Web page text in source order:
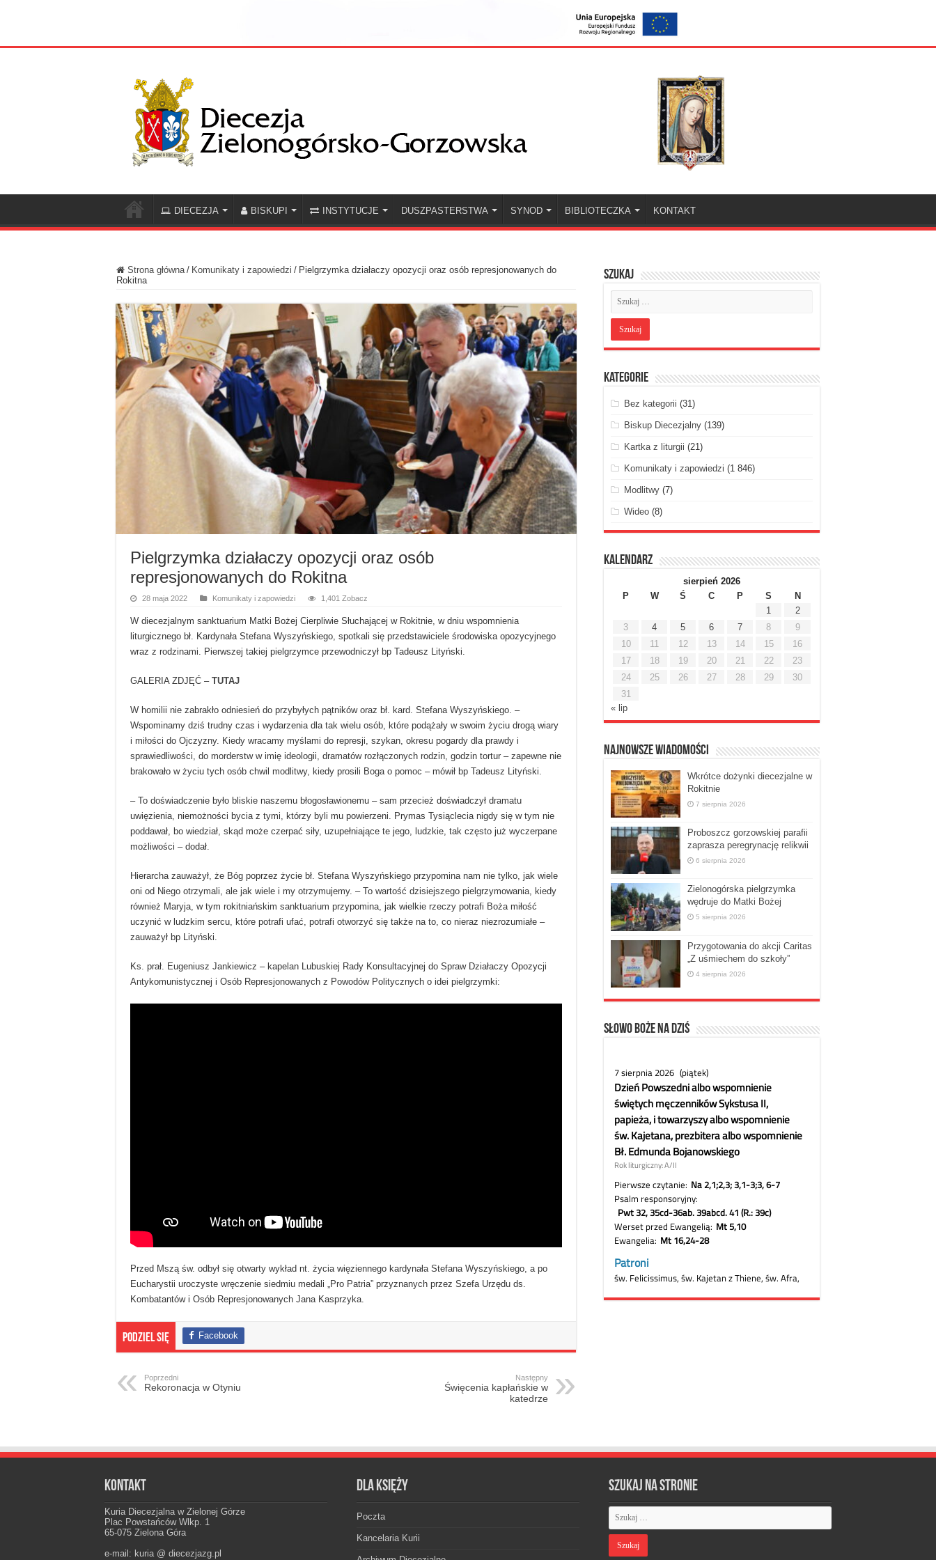
DIECEZJA BISKUPI INSTYTUCJE DUSZPASTERSTWA SYNOD BIBLIOTECZKA KONTAKT
Strona główna / Komunikaty i zapowiedzi / Pielgrzymka działaczy opozycji oraz osób represjonowanych do
Rokitna
Pielgrzymka działaczy opozycji oraz osób
represjonowanych do Rokitna
28 maja 2022 Komunikaty i zapowiedzi 1,401 Zobacz
W diecezjalnym sanktuarium Matki Bożej Cierpliwie Słuchającej w Rokitnie, w dniu wspomnienia
liturgicznego bł. Kardynała Stefana Wyszyńskiego, spotkali się przedstawiciele środowiska opozycyjnego
wraz z rodzinami. Pierwszej takiej pielgrzymce przewodniczył bp Tadeusz Lityński.
GALERIA ZDJĘĆ – TUTAJ
W homilii nie zabrakło odniesień do przybyłych pątników oraz bł. kard. Stefana Wyszyńskiego. –
Wspominamy dziś trudny czas i wydarzenia dla tak wielu osób, które podążały w swoim życiu drogą wiary
i miłości do Ojczyzny. Kiedy wracamy myślami do represji, szykan, okresu pogardy dla prawdy i
sprawiedliwości, do morderstw w imię ideologii, dramatów rozłączonych rodzin, godzin tortur – zapewne nie
brakowało w życiu tych osób chwil modlitwy, kiedy prosili Boga o pomoc – mówił bp Tadeusz Lityński.
– To doświadczenie było bliskie naszemu błogosławionemu – sam przecież doświadczył dramatu
uwięzienia, niemożności bycia z tymi, którzy byli mu powierzeni. Prymas Tysiąclecia nigdy się w tym nie
poddawał, bo wiedział, skąd może czerpać siły, uzupełniające te jego, ludzkie, tak często już wyczerpane
możliwości – dodał.
Hierarcha zauważył, że Bóg poprzez życie bł. Stefana Wyszyńskiego przypomina nam nie tylko, jak wiele
oni od Niego otrzymali, ale jak wiele i my otrzymujemy. – To wartość dzisiejszego pielgrzymowania, kiedy
również Maryja, w tym rokitniańskim sanktuarium przypomina, jak wielkie rzeczy potrafi Boża miłość
uczynić w ludzkim sercu, które potrafi ufać, potrafi otworzyć się także na to, co nieraz niezrozumiałe –
zauważył bp Lityński.
Ks. prał. Eugeniusz Jankiewicz – kapelan Lubuskiej Rady Konsultacyjnej do Spraw Działaczy Opozycji
Antykomunistycznej i Osób Represjonowanych z Powodów Politycznych o idei pielgrzymki:
Przed Mszą św. odbył się otwarty wykład nt. życia więziennego kardynała Stefana Wyszyńskiego, a po
Eucharystii uroczyste wręczenie siedmiu medali „Pro Patria” przyznanych przez Szefa Urzędu ds.
Kombatantów i Osób Represjonowanych Jana Kasprzyka.
Podziel się Facebook
Poprzedni
Rekoronacja w Otyniu
Następny
Święcenia kapłańskie w
katedrze
Szukaj
Kategorie
Bez kategorii (31)
Biskup Diecezjalny(139)
Kartka z liturgii (21)
Komunikaty i zapowiedzi (1 846)
Modlitwy(7)
Wideo(8)
Kalendarz
sierpień 2026
P
W Ś C P S
N
1
2
3
4 5 6 7 8
9
10
11 12 13 14 15
16
17
18 19 20 21 22
23
24
25 26 27 28 29
30
31
« lip
Najnowsze Wiadomości
Wkrótce dożynki diecezjalne w
Rokitnie
7 sierpnia 2026
Proboszcz gorzowskiej parafii
zaprasza peregrynację relikwii
6 sierpnia 2026
Zielonogórska pielgrzymka
wędruje do Matki Bożej
5 sierpnia 2026
Przygotowania do akcji Caritas
„Z uśmiechem do szkoły”
4 sierpnia 2026
Słowo Boże na dziś
Kontakt
Kuria Diecezjalna w Zielonej Górze
Plac Powstańców Wlkp. 1
65-075 Zielona Góra
e-mail: kuria @ diecezjazg.pl
Dla księży
Poczta
Kancelaria Kurii
Szukaj na stronie